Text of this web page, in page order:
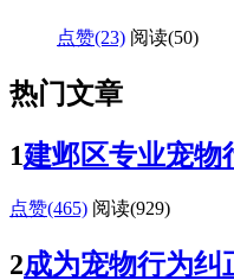
点赞(23) 阅读(50)
热门文章
1建邺区专业宠物
点赞(465) 阅读(929)
2成为宠物行为纠